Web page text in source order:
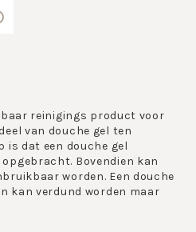
reinigings product voor
van douche gel ten
is dat een douche gel
Bovendien kan
worden. Een douche
kan verdund worden maar
Verder droogt een douche gel